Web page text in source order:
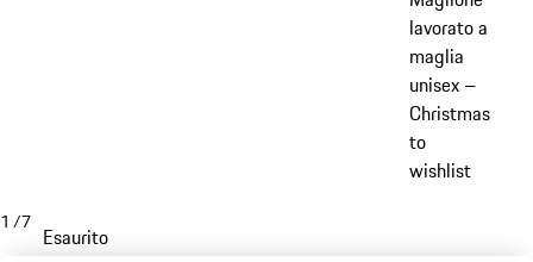
lavorato a
maglia
unisex –
Christmas
to
wishlist
1 /7
Esaurito